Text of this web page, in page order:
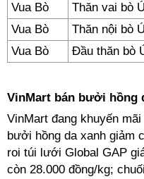
Vua Bò
Thăn vai bò
Vua Bò
Thăn nội bò
Vua Bò
Đầu thăn bò
VinMart bán bưởi hồng
VinMart đang khuyến
bưởi hồng da xanh giảm
roi túi lưới Global GAP
còn 28.000 đồng/kg;